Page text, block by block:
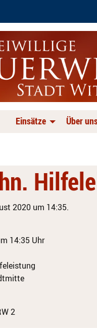
Einsätze Über
2020 um 14:35.
14:35 Uhr
2